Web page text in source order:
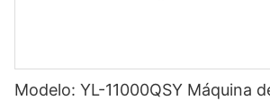
Modelo: YL-11000QSY Máquina